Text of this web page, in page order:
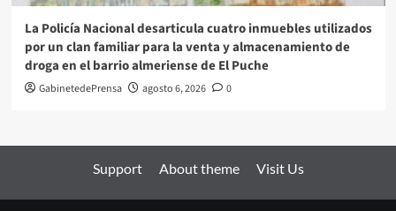
La Policía Nacional desarticula cuatro inmuebles utilizados
por un clan familiar para la venta y almacenamiento de
droga en el barrio almeriense de El Puche
GabinetedePrensa agosto 6, 2026 0
Support About theme Visit Us